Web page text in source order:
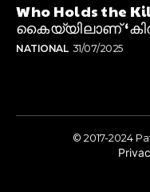
Who Holds the
കൈയ്യിലാണ്
NATIONAL 31/07/2025
© 2017-2024